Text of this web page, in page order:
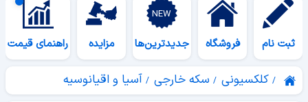
ثبت نام فروشگاه جدیدترین‌ها مزایده راهنمای قیمت
کلکسیونی سکه خارجی آسیا و اقیانوسیه